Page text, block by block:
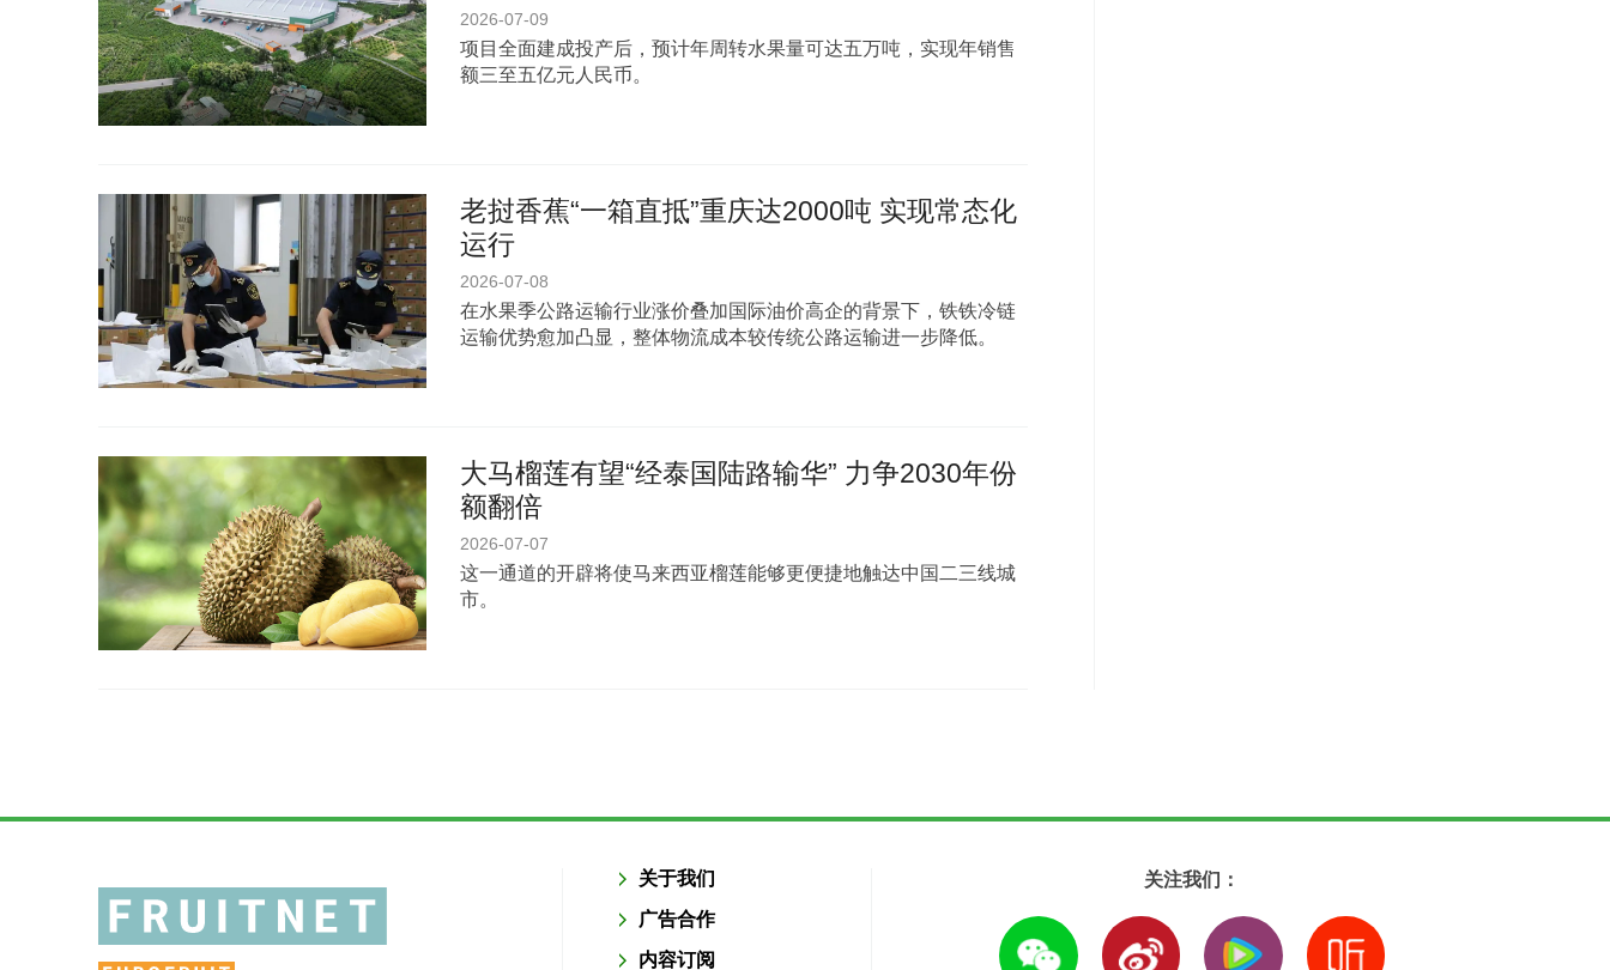
2026-07-09
项目全面建成投产后，预计年周转水果量可达五万吨，实现年销售
额三至五亿元人民币。
老挝香蕉“一箱直抵”重庆达2000吨 实现常态化
运行
2026-07-08
在水果季公路运输行业涨价叠加国际油价高企的背景下，铁铁冷链
运输优势愈加凸显，整体物流成本较传统公路运输进一步降低。
大马榴莲有望“经泰国陆路输华” 力争2030年份
额翻倍
2026-07-07
这一通道的开辟将使马来西亚榴莲能够更便捷地触达中国二三线城
市。
关于我们
广告合作
内容订阅
关注我们：